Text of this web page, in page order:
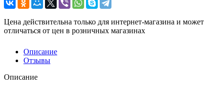
Цена действительна только для интернет-магазина и может
отличаться от цен в розничных магазинах
Описание
Отзывы
Описание